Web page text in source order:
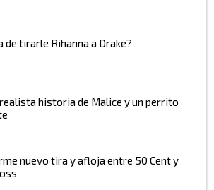
de tirarle Rihanna a Drake?
historia de Malice y un perrito
nuevo tira y afloja entre 50 Cent y